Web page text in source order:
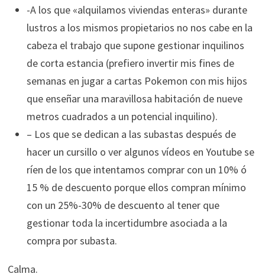
-A los que «alquilamos viviendas enteras» durante
lustros a los mismos propietarios no nos cabe en la
cabeza el trabajo que supone gestionar inquilinos
de corta estancia (prefiero invertir mis fines de
semanas en jugar a cartas Pokemon con mis hijos
que enseñar una maravillosa habitación de nueve
metros cuadrados a un potencial inquilino).
– Los que se dedican a las subastas después de
hacer un cursillo o ver algunos vídeos en Youtube se
ríen de los que intentamos comprar con un 10% ó
15 % de descuento porque ellos compran mínimo
con un 25%-30% de descuento al tener que
gestionar toda la incertidumbre asociada a la
compra por subasta.
Calma.